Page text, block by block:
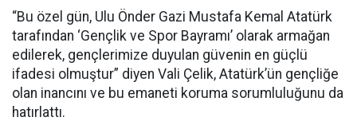
“Bu özel gün, Ulu Önder Gazi Mustafa Kemal Atatürk
tarafından ‘Gençlik ve Spor Bayramı’ olarak armağan
edilerek, gençlerimize duyulan güvenin en güçlü
ifadesi olmuştur” diyen Vali Çelik, Atatürk’ün gençliğe
olan inancını ve bu emaneti koruma sorumluluğunu da
hatırlattı.